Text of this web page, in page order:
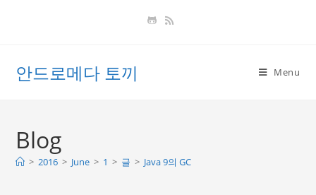
안드로메다 토끼 Menu
Blog
> 2016 > June > 1 > 글 > Java 9의 GC